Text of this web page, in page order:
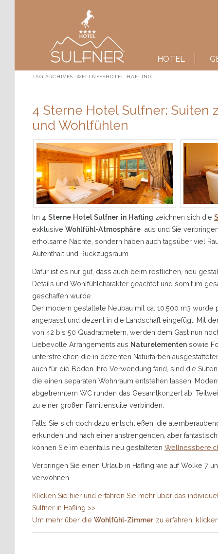
SKIP TO PRIMARY CONTENT
SKIP TO SECONDARY CONTENT
HOTEL
TAG ARCHIVES: WELLNESSHOTEL HAFLING
4 Sterne Hotel Sulfner: Suiten
und Wohlfühlen
Im 4 Sterne Hotel Sulfner in Hafling zeichnen sich die
exklusive Wohlfühl-Atmosphäre aus und Sie
erholsame Nächte, sondern haben auch tagsüber viel
Aufenthalt und Rückzugsraum.
Dafür ist es nur gut, dass auch beim restlichen, neu
Details und Wohlfühlcharakter geachtet und somit im
geschaffen wurde.
Der modern gestaltete Neubau mit ca. 10.500 m3 wurde
angepasst und dezent in die Landschaft eingefügt. Mit
von 42 bis 50 Quadratmetern, werden dem Gast nun
Liebevolle Arrangements aus Naturelementen sowie
unterstreichen die in dezenten Naturfarben
auch für die Böden ihre Verwendung fand, sind die
die einen separaten Wohnraum entstehen lassen.
abgetrenntem WC runden das Gesamtkonzert ab.
zu einer großen Familiensuite verbinden.
Falls Sie sich doch dazu entschließen, die
erkunden und nach einer anstrengenden, aber
können Sie im ebenfalls neu gestalteten
Verbringen Sie einen Urlaub in Hafling wie auf Wolke 7
verwöhnen.
Klicken Sie hier und erfahren Sie mehr über das
Sulfner in Hafling >>
Um mehr über die Wohlfühl-Zimmer zu erfahren,